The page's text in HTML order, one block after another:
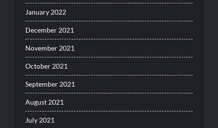
January 2022
December 2021
November 2021
October 2021
September 2021
August 2021
July 2021